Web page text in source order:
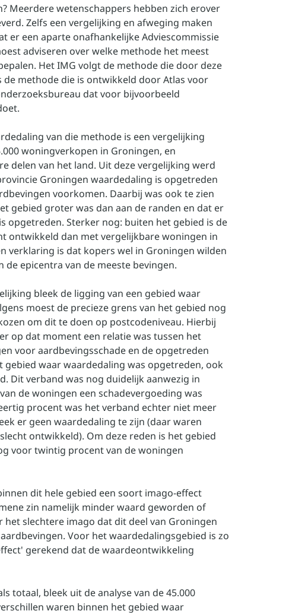
Meerdere wetenschappers hebben zich erover
Zelfs een vergelijking en afweging maken
er een aparte onafhankelijke Adviescommissie
adviseren over welke methode het meest
Het IMG volgt de methode die door deze
de methode die is ontwikkeld door Atlas voor
dat voor bijvoorbeeld
van die methode is een vergelijking
woningverkopen in Groningen, en
delen van het land. Uit deze vergelijking werd
Groningen waardedaling is opgetreden
voorkomen. Daarbij was ook te zien
gebied groter was dan aan de randen en dat er
opgetreden. Sterker nog: buiten het gebied is de
ontwikkeld dan met vergelijkbare woningen in
verklaring is dat kopers wel in Groningen wilden
epicentra van de meeste bevingen.
bleek de ligging van een gebied waar
moest de precieze grens van het gebied nog
om dit te doen op postcodeniveau. Hierbij
op dat moment een relatie was tussen het
voor aardbevingsschade en de opgetreden
waar waardedaling was opgetreden, ook
Dit verband was nog duidelijk aanwezig in
de woningen een schadevergoeding was
procent was het verband echter niet meer
er geen waardedaling te zijn (daar waren
ontwikkeld). Om deze reden is het gebied
voor twintig procent van de woningen
dit hele gebied een soort imago-effect
zin namelijk minder waard geworden of
slechtere imago dat dit deel van Groningen
Voor het waardedalingsgebied is zo
gerekend dat de waardeontwikkeling
totaal, bleek uit de analyse van de 45.000
waren binnen het gebied waar